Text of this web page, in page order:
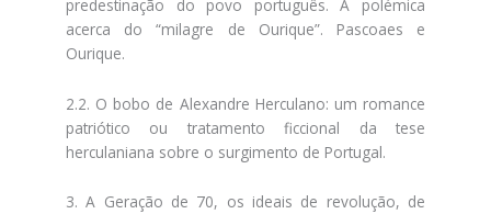
predestinação do povo português. A polémica
acerca do “milagre de Ourique”. Pascoaes e
Ourique.
2.2. O bobo de Alexandre Herculano: um romance
patriótico ou tratamento ficcional da tese
herculaniana sobre o surgimento de Portugal.
3. A Geração de 70, os ideais de revolução, de